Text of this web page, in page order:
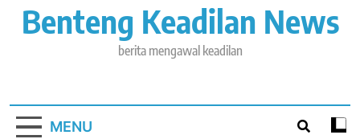
Benteng Keadilan News
berita mengawal keadilan
MENU